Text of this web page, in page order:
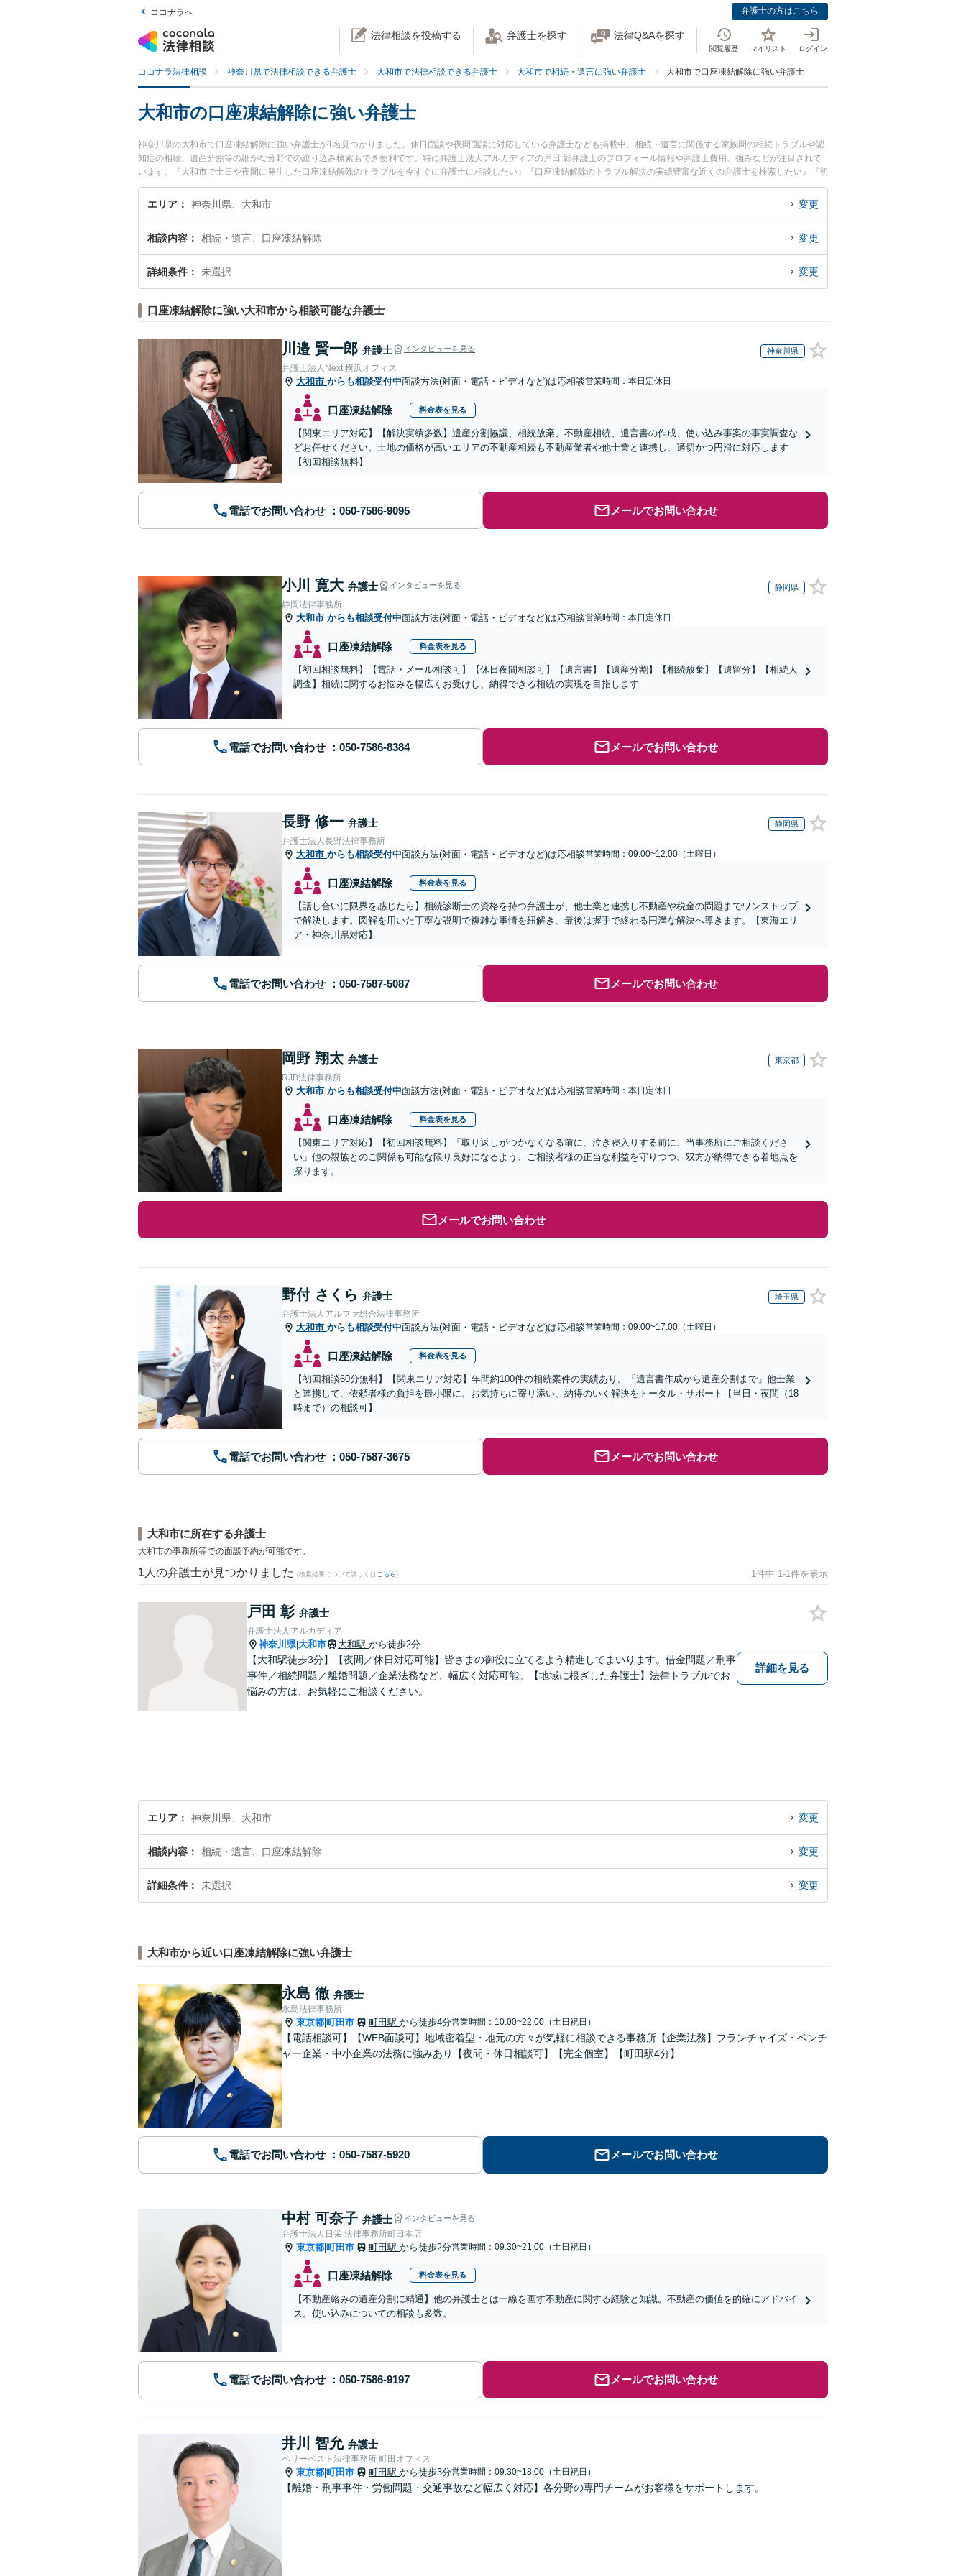
ココナラへ 弁護士の方はこちら
法律相談を投稿する 弁護士を探す 法律Q&Aを探す
閲覧履歴 マイリスト ログイン
ココナラ法律相談 神奈川県で法律相談できる弁護士 大和市で法律相談できる弁護士 大和市で相続・遺言に強い弁護士 大和市で口座凍結解除に強い弁護士
大和市の口座凍結解除に強い弁護士
神奈川県の大和市で口座凍結解除に強い弁護士が1名見つかりました。休日面談や夜間面談に対応している弁護士なども掲載中。相続・遺言に関係する家族間の相続トラブルや認
知症の相続、遺産分割等の細かな分野での絞り込み検索もでき便利です。特に弁護士法人アルカディアの戸田 彰弁護士のプロフィール情報や弁護士費用、強みなどが注目されて
います。『大和市で土日や夜間に発生した口座凍結解除のトラブルを今すぐに弁護士に相談したい』『口座凍結解除のトラブル解決の実績豊富な近くの弁護士を検索したい』『初
回相談無料で口座凍結解除を法律相談できる大和市内の弁護士に相談予約したい』などでお困りの相談者さんにおすすめです。
エリア 神奈川県、大和市 変更
相談内容 相続・遺言、口座凍結解除 変更
詳細条件 未選択 変更
口座凍結解除に強い大和市から相談可能な弁護士
川邉 賢一郎 弁護士 インタビューを見る 神奈川県
弁護士法人Next 横浜オフィス
大和市 からも相談受付中面談方法(対面・電話・ビデオなど)は応相談営業時間：本日定休日
口座凍結解除 料金表を見る
【関東エリア対応】【解決実績多数】遺産分割協議、相続放棄、不動産相続、遺言書の作成、使い込み事案の事実調査な
どお任せください。土地の価格が高いエリアの不動産相続も不動産業者や他士業と連携し、適切かつ円滑に対応します
【初回相談無料】
電話でお問い合わせ メールでお問い合わせ
小川 寛大 弁護士 インタビューを見る 静岡県
静岡法律事務所
大和市 からも相談受付中面談方法(対面・電話・ビデオなど)は応相談営業時間：本日定休日
口座凍結解除 料金表を見る
【初回相談無料】【電話・メール相談可】【休日夜間相談可】【遺言書】【遺産分割】【相続放棄】【遺留分】【相続人
調査】相続に関するお悩みを幅広くお受けし、納得できる相続の実現を目指します
電話でお問い合わせ メールでお問い合わせ
長野 修一 弁護士 静岡県
弁護士法人長野法律事務所
大和市 からも相談受付中面談方法(対面・電話・ビデオなど)は応相談営業時間：09:00~12:00（土曜日）
口座凍結解除 料金表を見る
【話し合いに限界を感じたら】相続診断士の資格を持つ弁護士が、他士業と連携し不動産や税金の問題までワンストップ
で解決します。図解を用いた丁寧な説明で複雑な事情を紐解き、最後は握手で終わる円満な解決へ導きます。【東海エリ
ア・神奈川県対応】
電話でお問い合わせ メールでお問い合わせ
岡野 翔太 弁護士 東京都
RJB法律事務所
大和市 からも相談受付中面談方法(対面・電話・ビデオなど)は応相談営業時間：本日定休日
口座凍結解除 料金表を見る
【関東エリア対応】【初回相談無料】「取り返しがつかなくなる前に、泣き寝入りする前に、当事務所にご相談くださ
い」他の親族とのご関係も可能な限り良好になるよう、ご相談者様の正当な利益を守りつつ、双方が納得できる着地点を
探ります。
メールでお問い合わせ
野付 さくら 弁護士 埼玉県
弁護士法人アルファ総合法律事務所
大和市 からも相談受付中面談方法(対面・電話・ビデオなど)は応相談営業時間：09:00~17:00（土曜日）
口座凍結解除 料金表を見る
【初回相談60分無料】【関東エリア対応】年間約100件の相続案件の実績あり。「遺言書作成から遺産分割まで」他士業
と連携して、依頼者様の負担を最小限に。お気持ちに寄り添い、納得のいく解決をトータル・サポート【当日・夜間（18
時まで）の相談可】
電話でお問い合わせ メールでお問い合わせ
大和市に所在する弁護士
大和市の事務所等での面談予約が可能です。
1 人の弁護士が見つかりました (検索結果について詳しくは こちら) 1件中 1-1件を表示
戸田 彰 弁護士
弁護士法人アルカディア
神奈川県|大和市 大和駅 から徒歩2分
【大和駅徒歩3分】【夜間／休日対応可能】皆さまの御役に立てるよう精進してまいります。借金問題／刑事
事件／相続問題／離婚問題／企業法務など、幅広く対応可能。【地域に根ざした弁護士】法律トラブルでお
悩みの方は、お気軽にご相談ください。
詳細を見る
エリア 神奈川県、大和市 変更
相談内容 相続・遺言、口座凍結解除 変更
詳細条件 未選択 変更
大和市から近い口座凍結解除に強い弁護士
永島 徹 弁護士
永島法律事務所
東京都 町田市 町田駅 から徒歩4分営業時間：10:00~22:00（土日祝日）
【電話相談可】【WEB面談可】地域密着型・地元の方々が気軽に相談できる事務所【企業法務】フランチャイズ・ベンチ
ャー企業・中小企業の法務に強みあり【夜間・休日相談可】【完全個室】【町田駅4分】
電話でお問い合わせ メールでお問い合わせ
中村 可奈子 弁護士 インタビューを見る
弁護士法人日栄 法律事務所町田本店
東京都 町田市 町田駅 から徒歩2分営業時間：09:30~21:00（土日祝日）
口座凍結解除 料金表を見る
【不動産絡みの遺産分割に精通】他の弁護士とは一線を画す不動産に関する経験と知識。不動産の価値を的確にアドバイ
ス。使い込みについての相談も多数。
電話でお問い合わせ メールでお問い合わせ
井川 智允 弁護士
ベリーベスト法律事務所 町田オフィス
東京都 町田市 町田駅 から徒歩3分営業時間：09:30~18:00（土日祝日）
【離婚・刑事事件・労働問題・交通事故など幅広く対応】各分野の専門チームがお客様をサポートします。